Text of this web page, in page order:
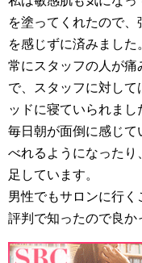
を塗ってくれたので
を感じずに済みました
常にスタッフの人が
で、スタッフに対し
ッドに寝ていられまし
毎日朝が面倒に感じ
べれるようになった
足しています。
男性でもサロンに行
評判で知ったので良か